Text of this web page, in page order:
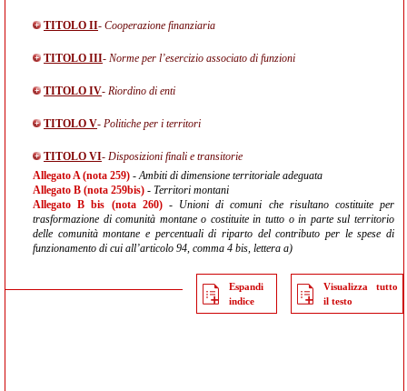
TITOLO II- Cooperazione finanziaria
TITOLO III- Norme per l’esercizio associato di funzioni
TITOLO IV- Riordino di enti
TITOLO V- Politiche per i territori
TITOLO VI- Disposizioni finali e transitorie
Allegato A (nota 259) - Ambiti di dimensione territoriale adeguata
Allegato B (nota 259bis) - Territori montani
Allegato B bis (nota 260)- Unioni di comuni che risultano costituite per
trasformazione di comunità montane o costituite in tutto o in parte sul territorio
delle comunità montane e percentuali di riparto del contributo per le spese di
funzionamento di cui all’articolo 94, comma 4 bis, lettera a)
Espandi
indice
Visualizza tutto
il testo